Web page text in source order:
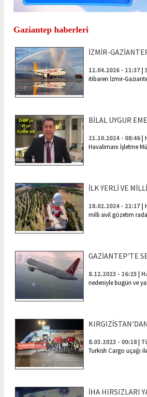
Gaziantep haberleri
İZMİR-
12.04.2026 - 11:37|
itibaren İzmir-
BİLAL UYGUR
21.10.2024 - 08:46|
Havalimanı İşletme
İLK YERLİ VE
18.02.2024 - 21:17|
milli sivil gözetim
GAZİANTEP'TE
8.12.2023 - 16:25 |
nedeniyle bugün ve
8.03.2023 - 00:18|
Turkish Cargo uçağı
İHA HIRSIZLARI